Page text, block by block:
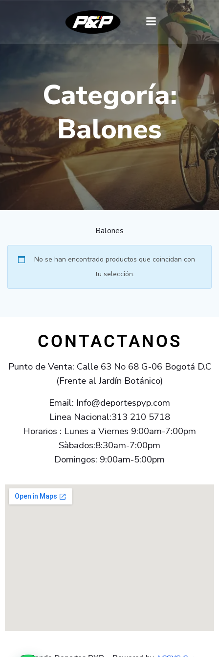
Categoría:
Balones
Balones
No se han encontrado productos que coincidan con
tu selección.
CONTACTANOS
Punto de Venta: Calle 63 No 68 G-06 Bogotá D.C
(Frente al Jardín Botánico)
Email: Info@deportespyp.com
Linea Nacional:313 210 5718
Horarios : Lunes a Viernes 9:00am-7:00pm
Sàbados:8:30am-7:00pm
Domingos: 9:00am-5:00pm